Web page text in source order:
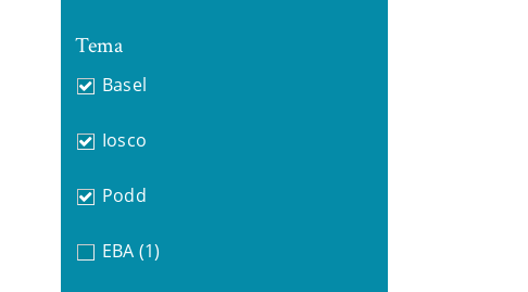
Tema
Basel
Iosco
Podd
EBA (1)